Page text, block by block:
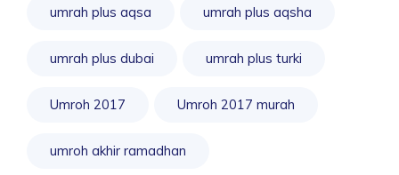
umrah plus aqsa umrah plus aqsha
umrah plus dubai umrah plus turki
Umroh 2017 Umroh 2017 murah
umroh akhir ramadhan